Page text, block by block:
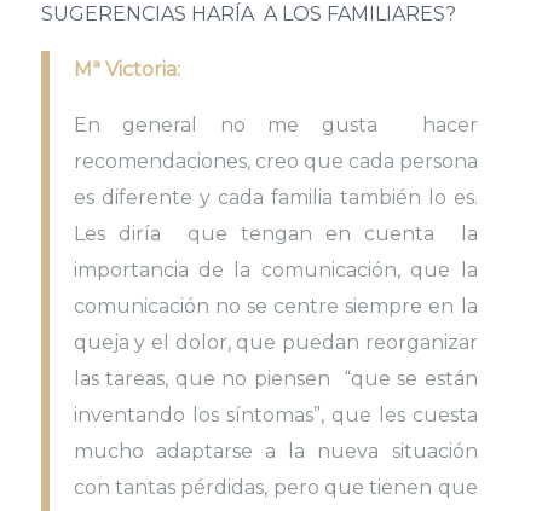
SUGERENCIAS HARÍA A LOS FAMILIARES?
Mª Victoria:
En general no me gusta hacer
recomendaciones, creo que cada persona
es diferente y cada familia también lo es.
Les diría que tengan en cuenta la
importancia de la comunicación, que la
comunicación no se centre siempre en la
queja y el dolor, que puedan reorganizar
las tareas, que no piensen “que se están
inventando los síntomas”, que les cuesta
mucho adaptarse a la nueva situación
con tantas pérdidas, pero que tienen que